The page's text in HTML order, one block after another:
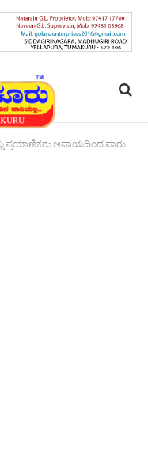
ಪ್ರಯಾಣಿಕರು ಅಪಾಯದಿಂದ ಪಾರು